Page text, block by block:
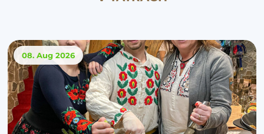
08. Aug 2026